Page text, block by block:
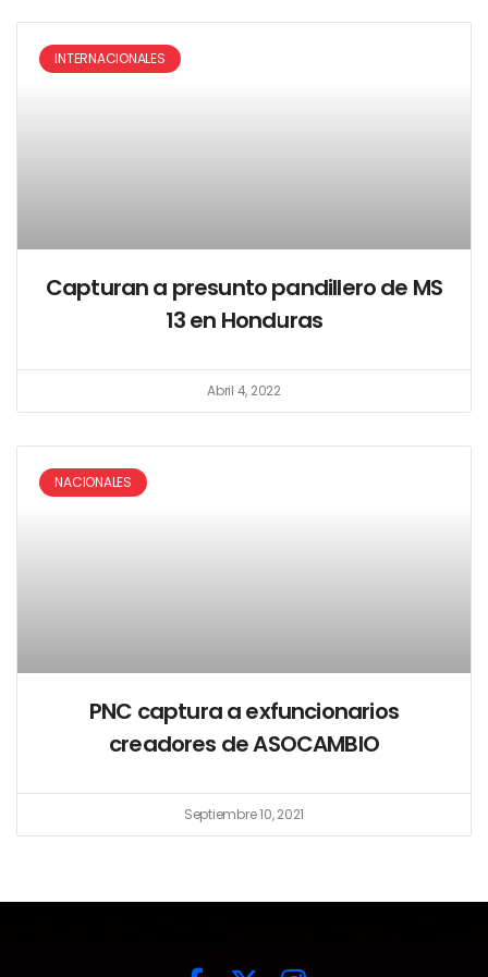
INTERNACIONALES
Capturan a presunto pandillero de MS
13 en Honduras
Abril 4, 2022
NACIONALES
PNC captura a exfuncionarios
creadores de ASOCAMBIO
Septiembre 10, 2021